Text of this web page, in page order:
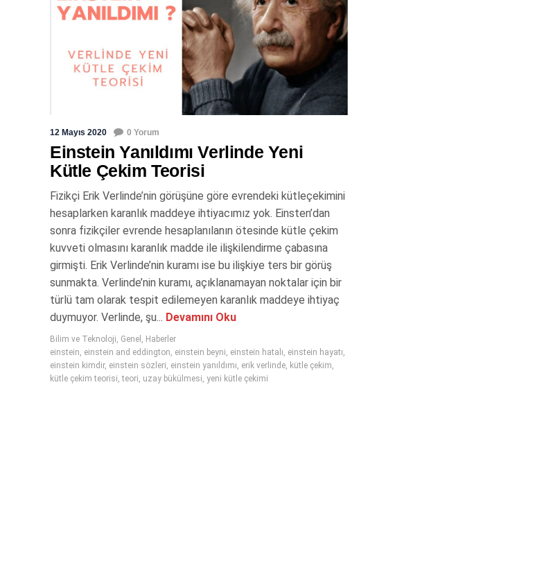
12 Mayıs 2020 0 Yorum
Einstein Yanıldımı Verlinde Yeni
Kütle Çekim Teorisi
Fizikçi Erik Verlinde’nin görüşüne göre evrendeki kütleçekimini
hesaplarken karanlık maddeye ihtiyacımız yok. Einsten’dan
sonra fizikçiler evrende hesaplanılanın ötesinde kütle çekim
kuvveti olmasını karanlık madde ile ilişkilendirme çabasına
girmişti. Erik Verlinde’nin kuramı ise bu ilişkiye ters bir görüş
sunmakta. Verlinde’nin kuramı, açıklanamayan noktalar için bir
türlü tam olarak tespit edilemeyen karanlık maddeye ihtiyaç
duymuyor. Verlinde, şu... Devamını Oku
Bilim ve Teknoloji, Genel , Haberler
einstein, einstein and eddington, einstein beyni, einstein hatalı, einstein hayatı,
einstein kimdir, einstein sözleri, einstein yanıldımı, erik verlinde, kütle çekim,
kütle çekim teorisi,teori, uzay bükülmesi, yeni kütle çekimi